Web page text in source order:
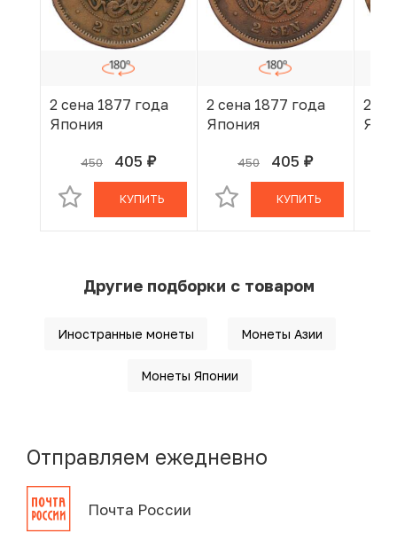
2 сена 1877 года
Япония
450 405 руб.
В КОРЗИНЕ
КУПИТЬ
2 сена 1877 года
Япония
450 405 руб.
В КОРЗИНЕ
КУПИТЬ
2
Другие подборки с товаром
Иностранные монеты Монеты Азии
Монеты Японии
Отправляем ежедневно
Почта России